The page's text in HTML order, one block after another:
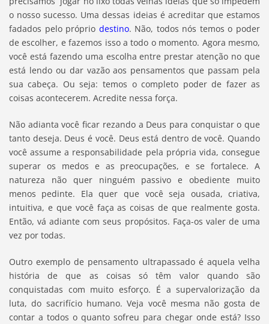
o nosso sucesso. Uma dessas ideias é acreditar que estamos
fadados pelo próprio destino. Não, todos nós temos o poder
de escolher, e fazemos isso a todo o momento. Agora mesmo,
você está fazendo uma escolha entre prestar atenção no que
está lendo ou dar vazão aos pensamentos que passam pela
sua cabeça. Ou seja: temos o completo poder de fazer as
coisas acontecerem. Acredite nessa força.
Não adianta você ficar rezando a Deus para conquistar o que
tanto deseja. Deus é você. Deus está dentro de você. Quando
você assume a responsabilidade pela própria vida, consegue
superar os medos e as preocupações, e se fortalece. A
natureza não quer ninguém passivo e obediente muito
menos pedinte. Ela quer que você seja ousada, criativa,
intuitiva, e que você faça as coisas de que realmente gosta.
Então, vá adiante com seus propósitos. Faça-os valer de uma
vez por todas.
Outro exemplo de pensamento ultrapassado é aquela velha
história de que as coisas só têm valor quando são
conquistadas com muito esforço. É a supervalorização da
luta, do sacrifício humano. Veja você mesma não gosta de
contar a todos o quanto sofreu para chegar onde está? Isso